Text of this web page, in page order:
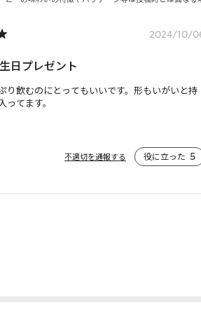
2024/10/
日プレゼント
り飲むのにとってもいいです。形もいがいと持
ってます。
不適切を通報する 役に立った 5